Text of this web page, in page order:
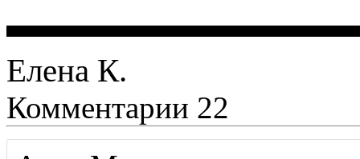
Елена К.
Комментарии 22